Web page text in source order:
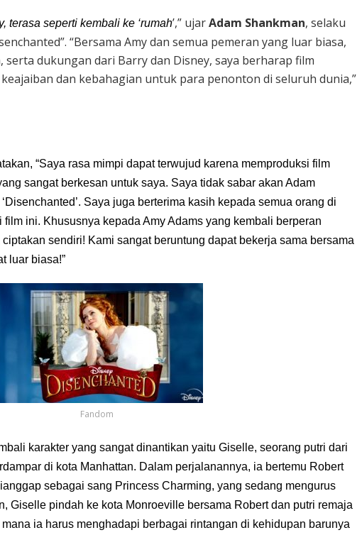
terasa seperti kembali ke ‘rumah’,” ujarAdam Shankman, selaku
“Bersama Amy dan semua pemeran yang luar biasa,
serta dukungan dari Barry dan Disney, saya berharap film
keajaiban dan kebahagian untuk para penonton di seluruh dunia,”
“Saya rasa mimpi dapat terwujud karena memproduksi film
sangat berkesan untuk saya. Saya tidak sabar akan Adam
Saya juga berterima kasih kepada semua orang di
ini. Khususnya kepada Amy Adams yang kembali berperan
ciptakan sendiri! Kami sangat beruntung dapat bekerja sama bersama
luar biasa!”
Fandom
karakter yang sangat dinantikan yaitu Giselle, seorang putri dari
di kota Manhattan. Dalam perjalanannya, ia bertemu Robert
sebagai sang Princess Charming, yang sedang mengurus
Giselle pindah ke kota Monroeville bersama Robert dan putri remaja
ia harus menghadapi berbagai rintangan di kehidupan barunya